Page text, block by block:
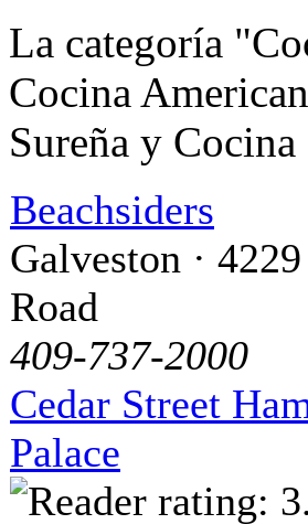
La categoría
Cocina
Sureña y
Beachsiders
Galveston ·
Road
409-737-2000
Cedar Street
Palace